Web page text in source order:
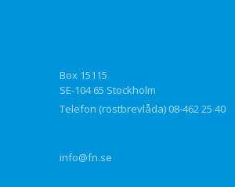
Box 15115
SE-104 65 Stockholm
Telefon (röstbrevlåda) 08-462 25 40
info@fn.se